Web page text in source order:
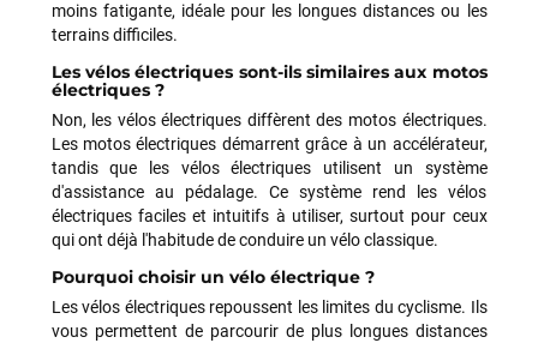
moins fatigante, idéale pour les longues distances ou les
terrains difficiles.
Les vélos électriques sont-ils similaires aux motos
électriques ?
Non, les vélos électriques diffèrent des motos électriques.
Les motos électriques démarrent grâce à un accélérateur,
tandis que les vélos électriques utilisent un système
d'assistance au pédalage. Ce système rend les vélos
électriques faciles et intuitifs à utiliser, surtout pour ceux
qui ont déjà l'habitude de conduire un vélo classique.
Pourquoi choisir un vélo électrique ?
Les vélos électriques repoussent les limites du cyclisme. Ils
vous permettent de parcourir de plus longues distances